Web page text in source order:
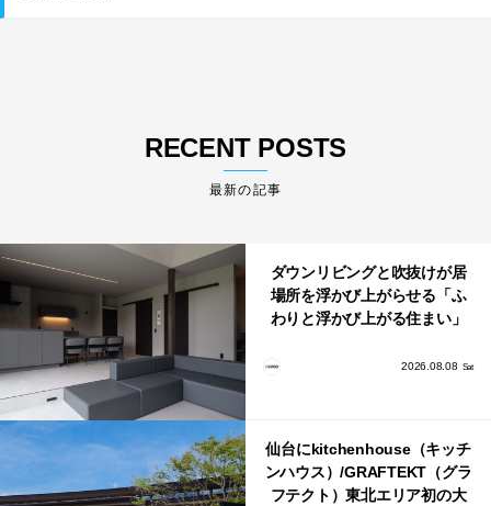
RECENT POSTS
最新の記事
ダウンリビングと吹抜けが居
場所を浮かび上がらせる「ふ
わりと浮かび上がる住まい」
2026.08.08 Sat
仙台にkitchenhouse（キッチ
ンハウス）/GRAFTEKT（グラ
フテクト）東北エリア初の大